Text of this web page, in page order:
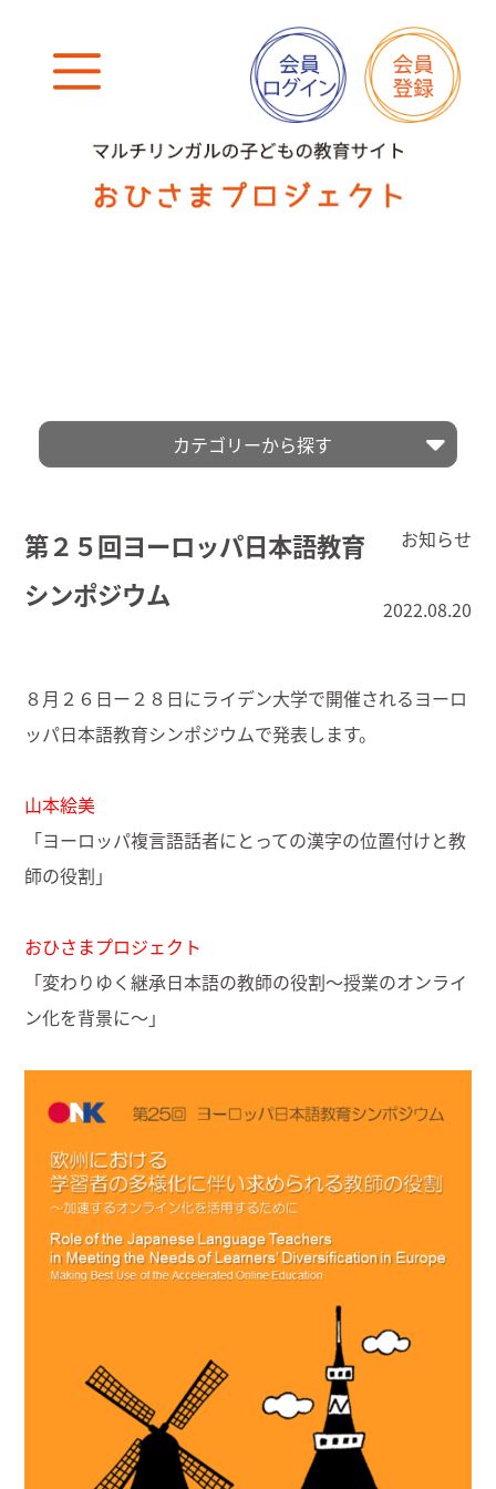
第２５回ヨーロッパ日本語教育
シンポジウム
お知らせ
2022.08.20
８月２６日ー２８日にライデン大学で開催されるヨーロ
ッパ日本語教育シンポジウムで発表します。
山本絵美
「ヨーロッパ複言語話者にとっての漢字の位置付けと教
師の役割」
おひさまプロジェクト
「変わりゆく継承日本語の教師の役割〜授業のオンライ
ン化を背景に〜」